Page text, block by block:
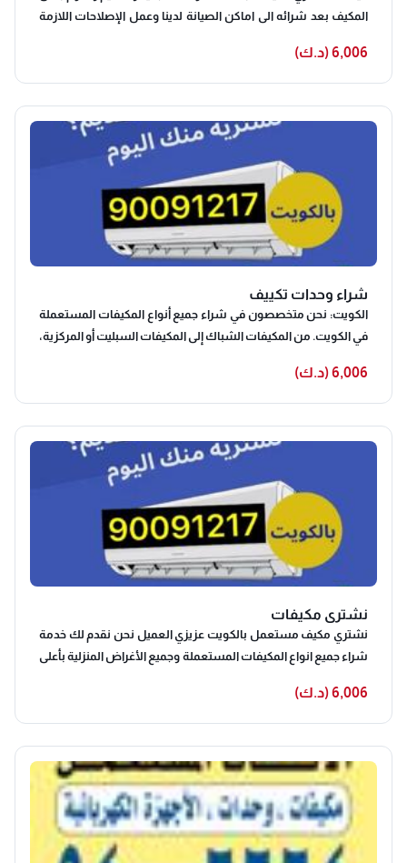
المكيف بعد شرائه الى اماكن الصيانة لدينا وعمل الإصلاحات اللازمة
غسيل مكيفات سبليت ثم اعادة تغليفها للحفاظ عليها ومن ثم
عرضها بأحد فروع البيع لدينا بأسعار مخفضة تماما ويكون مناسبة
للجميع من خلال وضع هامش ربح بسيط وعمل الخصومات التى
يمكنك الاستفادة بها من خلال الاتصال بنا الآنشراء مكيفات
مستعملة يزداد الخوف عند البعض وقت التفكير في شراء مكيف
مستعمل و لتجنب هذه المشكلة يجب الشراء من مكان موثوق منه
له سمعه جيده في بيع المكيفات المستعمله يتوفر لدي
شركتناخدمات أخرى غير بيع المكيفات بل تتيح الشركة شراء
المكيفات وإمكانية استبدال مكيفك بمكيف أعلى جودة وأحدث إصدار
وتوفر فني نشتري الاثاث٠
6,006 (د.ك)
شراء وحدات تكييف
الكويت: نحن متخصصون في شراء جميع أنواع المكيفات المستعملة
في الكويت. من المكيفات الشباك إلى المكيفات السبليت أو المركزية،
سيتولى عملية التقييم والشراء بسرعة وسهولة، لضمان أفضل
سعر لك ونقوم بشراء كافة أنواع وموديلات المكيفات المستعملة
التي يود العملاء التخلص منها حيث نقوم بشرائها بأسعار خاصة
للغاية، حيث نقوم بفحص المكيفات المستعملة التي يرغب العميل
في بيعها لتحديد حالتها قبل تحديد السعر المناسب لها نشتري
مكيفات مستعمله يشترون عفش مستعمل بالكويت نحن عزيزي
العميل نقدم لك أفضل الأسعار نشتري مكيفات شراء وحدات تكييف
مستعملة بالكويت اجهزة كهربائية يشترون عفش مستعمل
بالكويت يشترون أغراض البيت مستعملة وحدات تكييف مستعملة
بالكويت يشترون وحدات اا
6,006 (د.ك)
نشتري مكيفات
نشتري مكيف مستعمل بالكويت عزيزي العميل نحن نقدم لك خدمة
شراء جميع انواع المكيفات المستعملة وجميع الأغراض المنزلية بأعلى
وتهيئة مرة ثانية من أجل بيعه للأشخاص الراغبين في شراء المكيفات
المستعملة . يشترون عفش مستعمل بالكويت اجهزة كهربائية
مستعملة وحدات تكييف نقوم بتقديم أفضل الأسعار للعميل مع
سرعة التنفيذ عزيزي العميل نحن نقدم لك خدمة شراء تكييف
مستعمل في الكويت ونقوم بشراء كافة مستلزمات المنزل من
الأجهزة الكهربائية والمكيفات والأجهزة الألكترونية والمطابخ
القديمة، كما أننا نقوم بشراء الانتيكات والتحف الكلاسيكية ونقدم لها
أسعار خاصة ومتميزة فنحن نعلم قيمتها جيدًا، ويوجد لدينا العديد من
6,006 (د.ك)